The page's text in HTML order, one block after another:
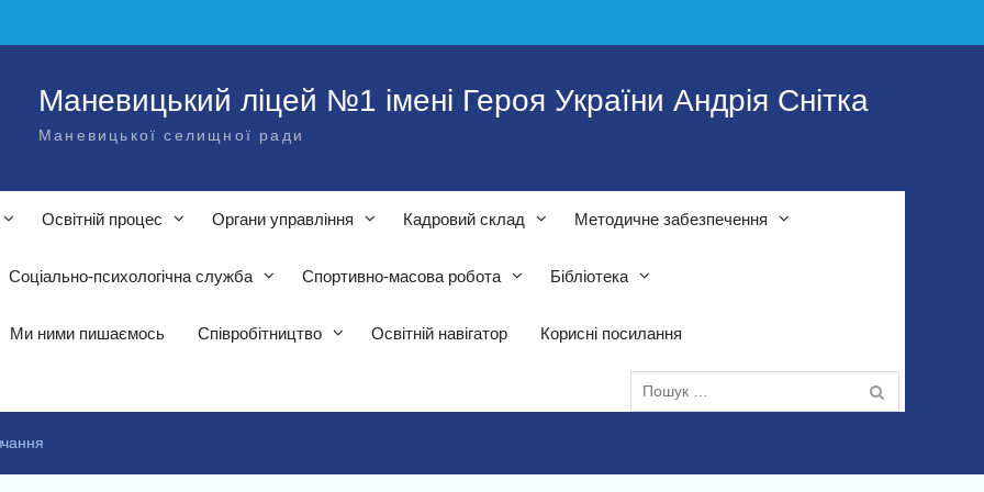
Маневицький ліцей №1 імені Героя України Андрія Снітка
Маневицької селищної ради
Освітній процес Органи управління Кадровий склад Методичне забезпечення
Соціально-психологічна служба Спортивно-масова робота Бібліотека
Ми ними пишаємось Співробітництво Освітній навігатор Корисні посилання
Пошук: